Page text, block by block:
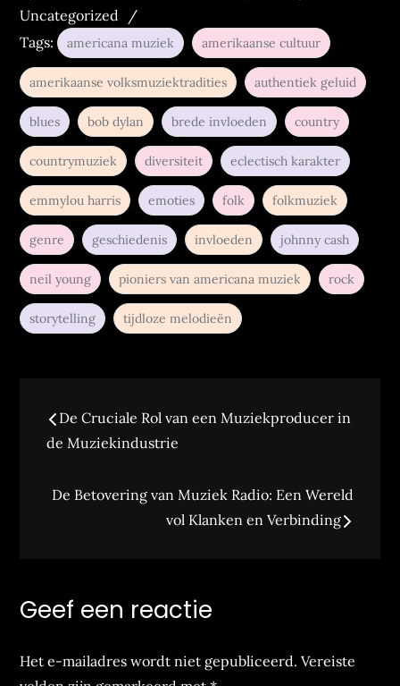
Uncategorized
Tags:
americana muziek amerikaanse cultuur
amerikaanse volksmuziektradities authentiek geluid
blues bob dylan brede invloeden country
countrymuziek diversiteit eclectisch karakter
emmylou harris emoties folk folkmuziek
genre geschiedenis invloeden johnny cash
neil young pioniers van americana muziek rock
storytelling tijdloze melodieën
Berichtnavigatie
De Cruciale Rol van een Muziekproducer in
de Muziekindustrie
De Betovering van Muziek Radio: Een Wereld
vol Klanken en Verbinding
Geef een reactie
Het e-mailadres wordt niet gepubliceerd. Vereiste